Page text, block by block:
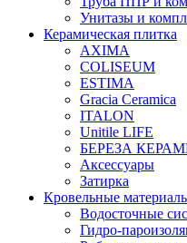
Унитазы и
Керамическая плитка
AXIMA
COLISEUM
ESTIMA
Gracia Ceramica
ITALON
Unitile LIFE
БЕРЕЗА
Аксессуары
Затирка
Кровельные
Водосточные
Гидро-